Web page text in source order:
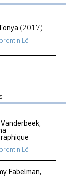
(2017)
Lê
Lê
Fabelman,